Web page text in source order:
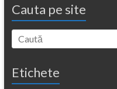
Cauta pe site
Etichete